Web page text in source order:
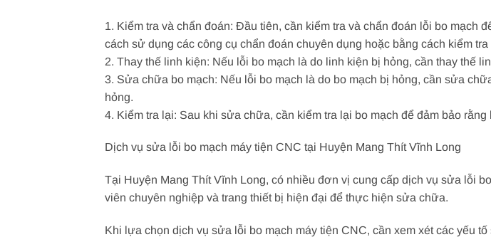
1. Kiểm tra và chẩn đoán: Đầu tiên, cần kiểm tra và chẩn đoán lỗi bo
cách sử dụng các công cụ chẩn đoán chuyên dụng hoặc bằng cách kiểm
2. Thay thế linh kiện: Nếu lỗi bo mạch là do linh kiện bị hỏng, cần thay thế
3. Sửa chữa bo mạch: Nếu lỗi bo mạch là do bo mạch bị hỏng, cần sửa
hỏng.
4. Kiểm tra lại: Sau khi sửa chữa, cần kiểm tra lại bo mạch để đảm bảo
Dịch vụ sửa lỗi bo mạch máy tiện CNC tại Huyện Mang Thít Vĩnh Long
Tại Huyện Mang Thít Vĩnh Long, có nhiều đơn vị cung cấp dịch vụ sửa lỗi
viên chuyên nghiệp và trang thiết bị hiện đại để thực hiện sửa chữa.
Khi lựa chọn dịch vụ sửa lỗi bo mạch máy tiện CNC, cần xem xét các yếu tố